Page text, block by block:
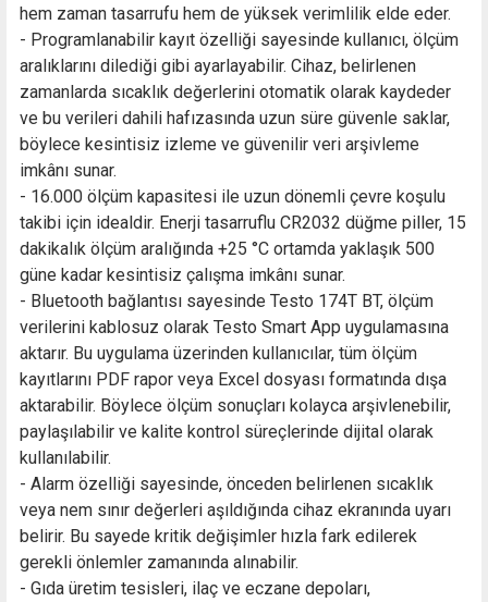
hem zaman tasarrufu hem de yüksek verimlilik elde eder.
- Programlanabilir kayıt özelliği sayesinde kullanıcı, ölçüm
aralıklarını dilediği gibi ayarlayabilir. Cihaz, belirlenen
zamanlarda sıcaklık değerlerini otomatik olarak kaydeder
ve bu verileri dahili hafızasında uzun süre güvenle saklar,
böylece kesintisiz izleme ve güvenilir veri arşivleme
imkânı sunar.
- 16.000 ölçüm kapasitesi ile uzun dönemli çevre koşulu
takibi için idealdir. Enerji tasarruflu CR2032 düğme piller, 15
dakikalık ölçüm aralığında +25 °C ortamda yaklaşık 500
güne kadar kesintisiz çalışma imkânı sunar.
- Bluetooth bağlantısı sayesinde Testo 174T BT, ölçüm
verilerini kablosuz olarak Testo Smart App uygulamasına
aktarır. Bu uygulama üzerinden kullanıcılar, tüm ölçüm
kayıtlarını PDF rapor veya Excel dosyası formatında dışa
aktarabilir. Böylece ölçüm sonuçları kolayca arşivlenebilir,
paylaşılabilir ve kalite kontrol süreçlerinde dijital olarak
kullanılabilir.
- Alarm özelliği sayesinde, önceden belirlenen sıcaklık
veya nem sınır değerleri aşıldığında cihaz ekranında uyarı
belirir. Bu sayede kritik değişimler hızla fark edilerek
gerekli önlemler zamanında alınabilir.
- Gıda üretim tesisleri, ilaç ve eczane depoları,